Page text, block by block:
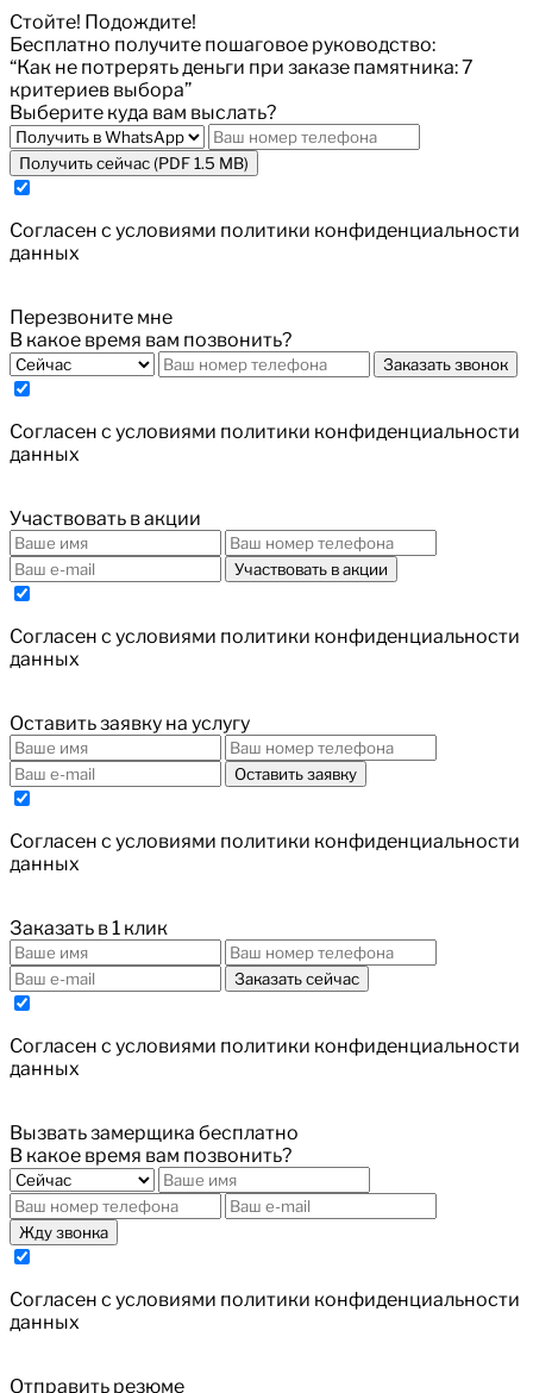
Стойте! Подождите!
Бесплатно получите пошаговое руководство:
“Как не потрерять деньги при заказе памятника: 7
критериев выбора”
Выберите куда вам выслать?
Получить сейчас (PDF 1.5 MB)
Cогласен с условиями политики конфиденциальности
данных
Перезвоните мне
В какое время вам позвонить?
Заказать звонок
Cогласен с условиями политики конфиденциальности
данных
Участвовать в акции
Участвовать в акции
Cогласен с условиями политики конфиденциальности
данных
Оставить заявку на услугу
Оставить заявку
Cогласен с условиями политики конфиденциальности
данных
Заказать в 1 клик
Заказать сейчас
Cогласен с условиями политики конфиденциальности
данных
Вызвать замерщика бесплатно
В какое время вам позвонить?
Жду звонка
Cогласен с условиями политики конфиденциальности
данных
Отправить резюме